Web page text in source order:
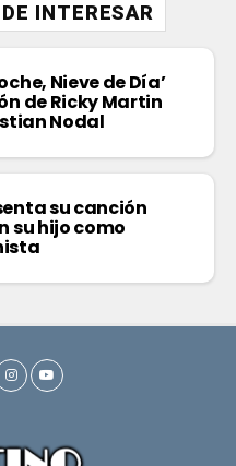
INTERESAR
Nieve de Día’
de Ricky Martin
Nodal
su canción
su hijo como